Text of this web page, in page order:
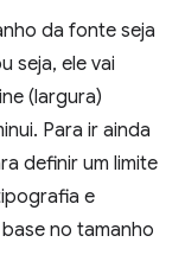
da fonte seja
seja, ele vai
(largura)
Para ir ainda
definir um limite
e
no tamanho